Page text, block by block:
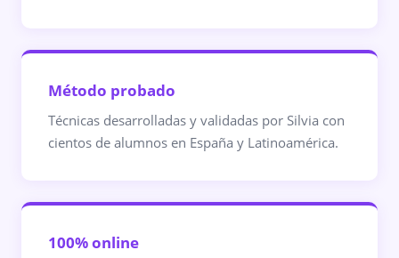
Método probado
Técnicas desarrolladas y validadas por Silvia con
cientos de alumnos en España y Latinoamérica.
100% online